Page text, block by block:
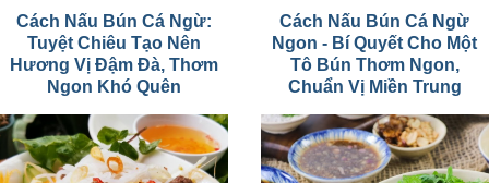
Cách Nấu Bún Cá Ngừ:
Tuyệt Chiêu Tạo Nên
Hương Vị Đậm Đà, Thơm
Ngon Khó Quên
Cách Nấu Bún Cá Ngừ
Ngon - Bí Quyết Cho Một
Tô Bún Thơm Ngon,
Chuẩn Vị Miền Trung